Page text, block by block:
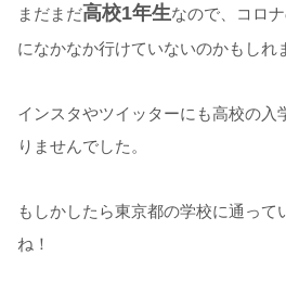
まだまだ高校1年生なので、コロ
になかなか行けていないのかもしれ
インスタやツイッターにも高校の入
りませんでした。
もしかしたら東京都の学校に通って
ね！